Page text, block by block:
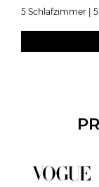
5 Schlafzimmer |